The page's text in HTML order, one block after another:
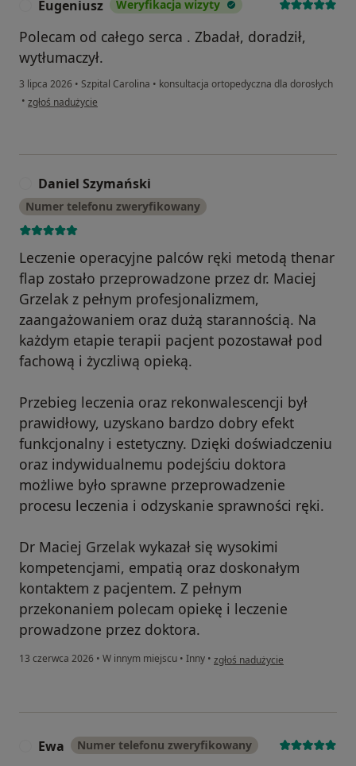
Eugeniusz Weryfikacja wizyty
Polecam od całego serca . Zbadał, doradził,
wytłumaczył.
3 lipca 2026 • Szpital Carolina • konsultacja ortopedyczna dla dorosłych
• w opinii użytkownika Eugeniusz
zgłoś nadużycie
Daniel Szymański
Numer telefonu zweryfikowany
Leczenie operacyjne palców ręki metodą thenar
flap zostało przeprowadzone przez dr. Maciej
Grzelak z pełnym profesjonalizmem,
zaangażowaniem oraz dużą starannością. Na
każdym etapie terapii pacjent pozostawał pod
fachową i życzliwą opieką.
Przebieg leczenia oraz rekonwalescencji był
prawidłowy, uzyskano bardzo dobry efekt
funkcjonalny i estetyczny. Dzięki doświadczeniu
oraz indywidualnemu podejściu doktora
możliwe było sprawne przeprowadzenie
procesu leczenia i odzyskanie sprawności ręki.
Dr Maciej Grzelak wykazał się wysokimi
kompetencjami, empatią oraz doskonałym
kontaktem z pacjentem. Z pełnym
przekonaniem polecam opiekę i leczenie
prowadzone przez doktora.
13 czerwca 2026 • W innym miejscu • Inny • w opinii użytkownika Daniel
zgłoś nadużycie
Ewa Numer telefonu zweryfikowany